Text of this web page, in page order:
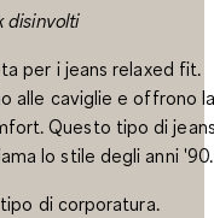
disinvolti
per i jeans relaxed fit.
alle caviglie e offrono
Questo tipo di
lo stile degli anni '90.
di corporatura.